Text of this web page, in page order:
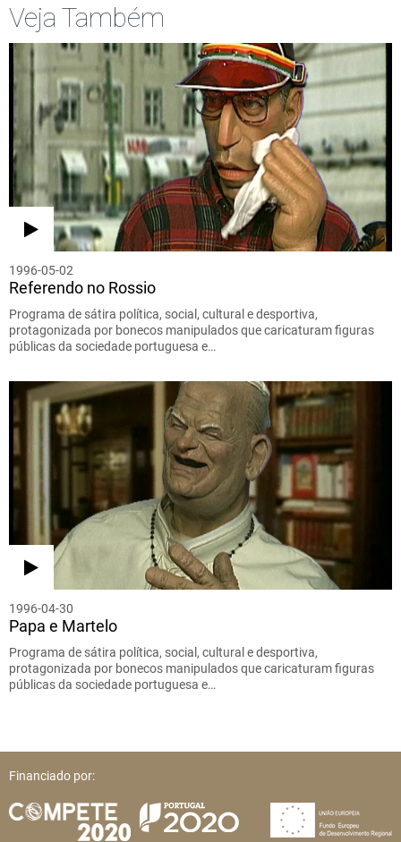
Veja Também
1996-05-02
Referendo no Rossio
Programa de sátira política, social, cultural e desportiva,
protagonizada por bonecos manipulados que caricaturam figuras
públicas da sociedade portuguesa e…
1996-04-30
Papa e Martelo
Programa de sátira política, social, cultural e desportiva,
protagonizada por bonecos manipulados que caricaturam figuras
públicas da sociedade portuguesa e…
Financiado por: